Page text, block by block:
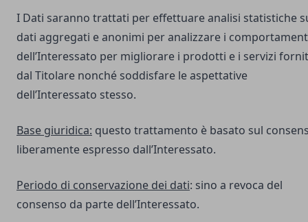
I Dati saranno trattati per effettuare analisi statistiche
dati aggregati e anonimi per analizzare i
dell’Interessato per migliorare i prodotti e i servizi
dal Titolare nonché soddisfare le aspettative
dell’Interessato stesso.
Base giuridica: questo trattamento è basato sul
liberamente espresso dall’Interessato.
Periodo di conservazione dei dati: sino a revoca del
consenso da parte dell’Interessato.